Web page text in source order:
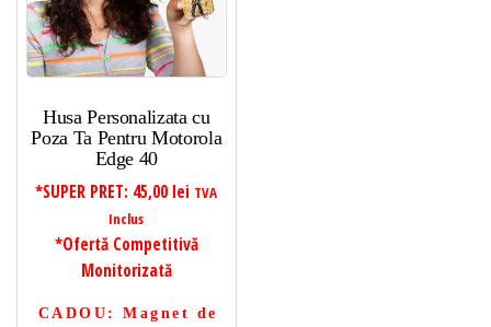
Husa Personalizata cu
Poza Ta Pentru Motorola
Edge 40
*SUPER PRET: 45,00 lei TVA
Inclus
*Ofertă Competitivă
Monitorizată
CADOU : Magnet de